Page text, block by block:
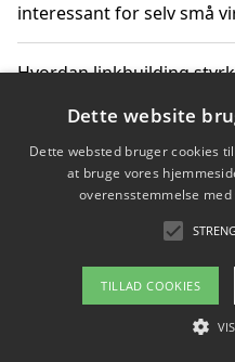
interessant for selv små
Hvordan linkbuilding
Sådan har udviklingen
ændret sig
Copyright
Om / kontakt
Dette website
Dette websted bruger cookies
at bruge vores
overensstemmelse
TILLAD COOKIES